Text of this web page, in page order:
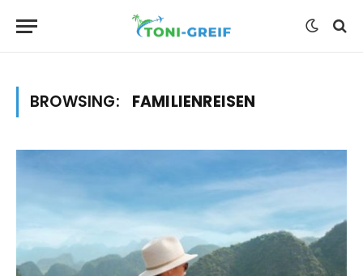
BROWSING: FAMILIENREISEN